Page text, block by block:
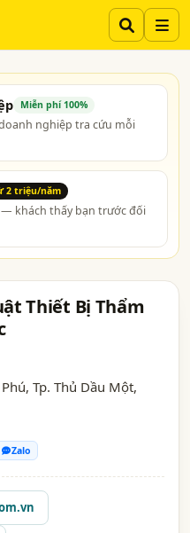
Miễn phí 100%
nghiệp tra cứu mỗi
2 triệu/năm
khách thấy bạn trước đối
Thiết Bị Thẩm
Tp. Thủ Dầu Một,
Zalo